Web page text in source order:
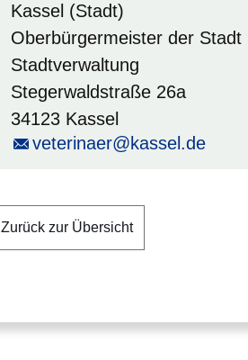
Kassel (Stadt)
Oberbürgermeister der Stadt
Stadtverwaltung
Stegerwaldstraße 26a
34123 Kassel
veterinaer@kassel.de
Zurück zur Übersicht